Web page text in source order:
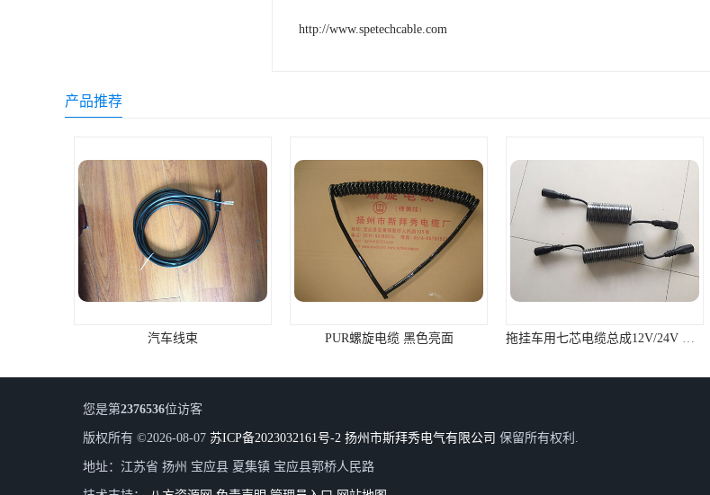
http://www.spetechcable.com
产品推荐
汽车线束 PUR螺旋电缆 黑色亮面 拖挂车用七芯电缆总成12V/24V 尼龙插头
您是第2376536位访客
版权所有 ©2026-08-07 苏ICP备2023032161号-2 扬州市斯拜秀电气有限公司 保留所有权利.
地址：江苏省 扬州 宝应县 夏集镇 宝应县郭桥人民路